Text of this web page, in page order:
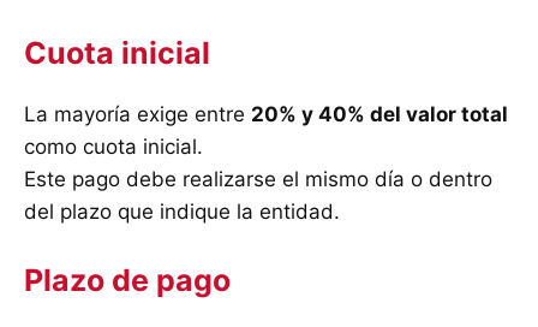
Cuota inicial
La mayoría exige entre 20% y 40% del valor total
como cuota inicial.
Este pago debe realizarse el mismo día o dentro
del plazo que indique la entidad.
Plazo de pago